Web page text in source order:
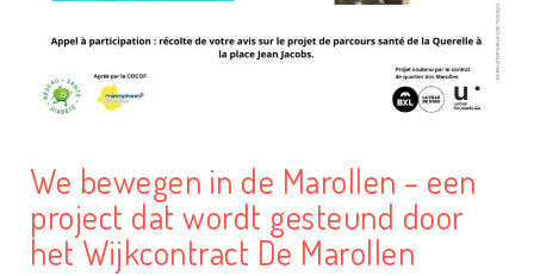
We bewegen in de Marollen – een
project dat wordt gesteund door
het Wijkcontract De Marollen